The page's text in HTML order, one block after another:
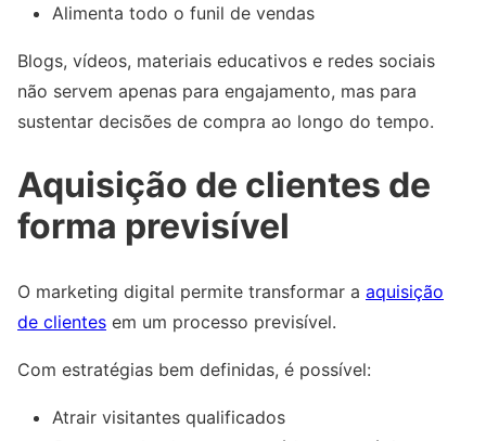
Alimenta todo o funil de vendas
Blogs, vídeos, materiais educativos e redes sociais
não servem apenas para engajamento, mas para
sustentar decisões de compra ao longo do tempo.
Aquisição de clientes de
forma previsível
O marketing digital permite transformar a aquisição
de clientes em um processo previsível.
Com estratégias bem definidas, é possível:
Atrair visitantes qualificados